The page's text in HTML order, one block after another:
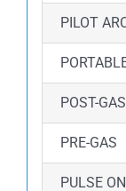
PILOT
POST-GAS
PRE-GAS
PULSE